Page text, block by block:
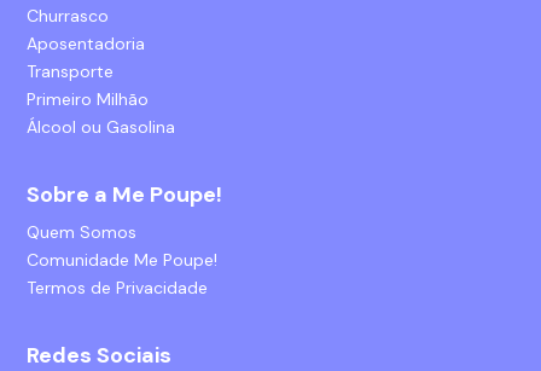
Churrasco
Aposentadoria
Transporte
Primeiro Milhão
Álcool ou Gasolina
Sobre a Me Poupe!
Quem Somos
Comunidade Me Poupe!
Termos de Privacidade
Redes Sociais